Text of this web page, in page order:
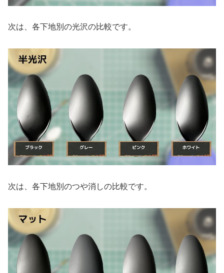
次は、各下地別の光沢の比較です。
次は、各下地別のつや消しの比較です。